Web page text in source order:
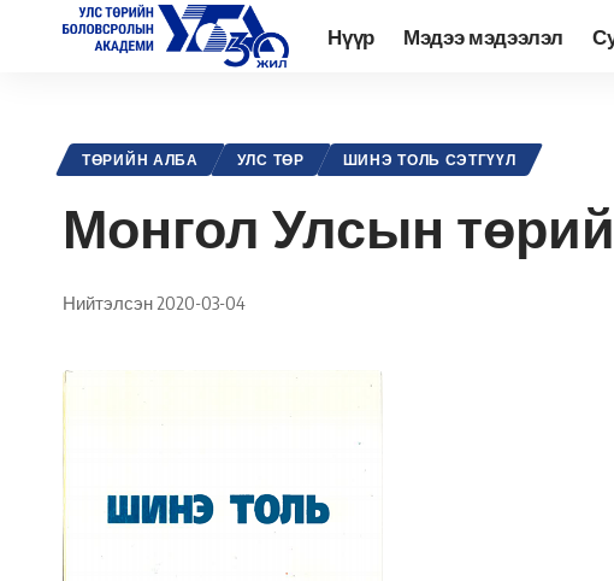
Нүүр Мэдээ мэдээлэл
ТӨРИЙН АЛБА УЛС ТӨР ШИНЭ ТОЛЬ СЭТГҮҮЛ
Монгол Улсын
Нийтэлсэн 2020-03-04